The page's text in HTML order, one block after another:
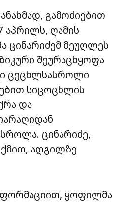
გამოძიებით
აპრილს, ღამის
ცინარიძემ მეუღლეს
შეურაცხყოფა
ცეცხლსასროლი
სიცოცხლის
და
ცინარიძე,
ადგილზე
ყოფილმა